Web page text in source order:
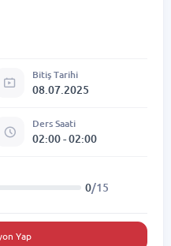
Bitiş Tarihi
08.07.2025
Ders Saati
02:00 - 02:00
0/15
Yap